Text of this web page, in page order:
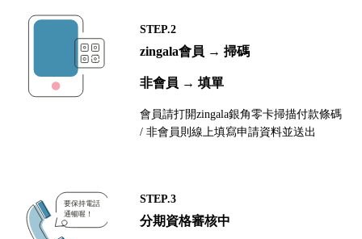
STEP.2
zingala會員 → 掃碼
非會員 → 填單
會員請打開zingala銀角零卡掃描付款條碼
/ 非會員則線上填寫申請資料並送出
STEP.3
分期資格審核中